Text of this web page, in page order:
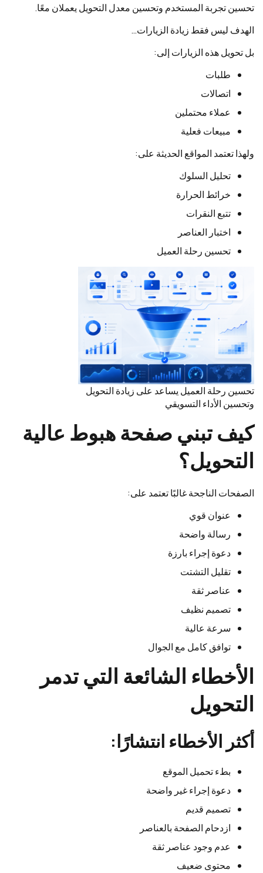
تحسين تجربة المستخدم وتحسين معدل التحويل يعملان معًا.
الهدف ليس فقط زيادة الزيارات…
بل تحويل هذه الزيارات إلى:
طلبات
اتصالات
عملاء محتملين
مبيعات فعلية
ولهذا تعتمد المواقع الحديثة على:
تحليل السلوك
خرائط الحرارة
تتبع النقرات
اختبار العناصر
تحسين رحلة العميل
تحسين رحلة العميل يساعد على زيادة التحويل
وتحسين الأداء التسويقي
كيف تبني صفحة هبوط عالية
التحويل؟
الصفحات الناجحة غالبًا تعتمد على:
عنوان قوي
رسالة واضحة
دعوة إجراء بارزة
تقليل التشتت
عناصر ثقة
تصميم نظيف
سرعة عالية
توافق كامل مع الجوال
الأخطاء الشائعة التي تدمر
التحويل
أكثر الأخطاء انتشارًا:
بطء تحميل الموقع
دعوة إجراء غير واضحة
تصميم قديم
ازدحام الصفحة بالعناصر
عدم وجود عناصر ثقة
محتوى ضعيف